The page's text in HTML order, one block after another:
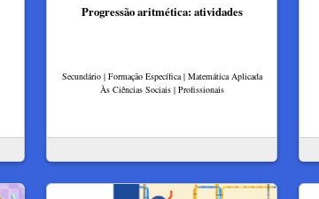
Progressão aritmética: atividades
Secundário | Formação Específica | Matemática Aplicada
Às Ciências Sociais | Profissionais